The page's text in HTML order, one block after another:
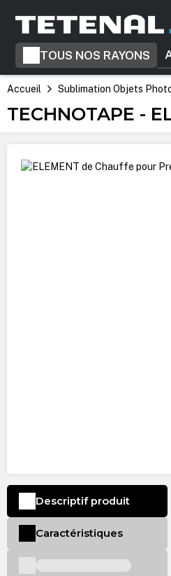
Passer à la navigation
TOUS NOS RAYONS
Accueil Sublimation Objets
TECHNOTAPE -
Ignorer la galerie d'images
Descriptif produit
Caractéristiques